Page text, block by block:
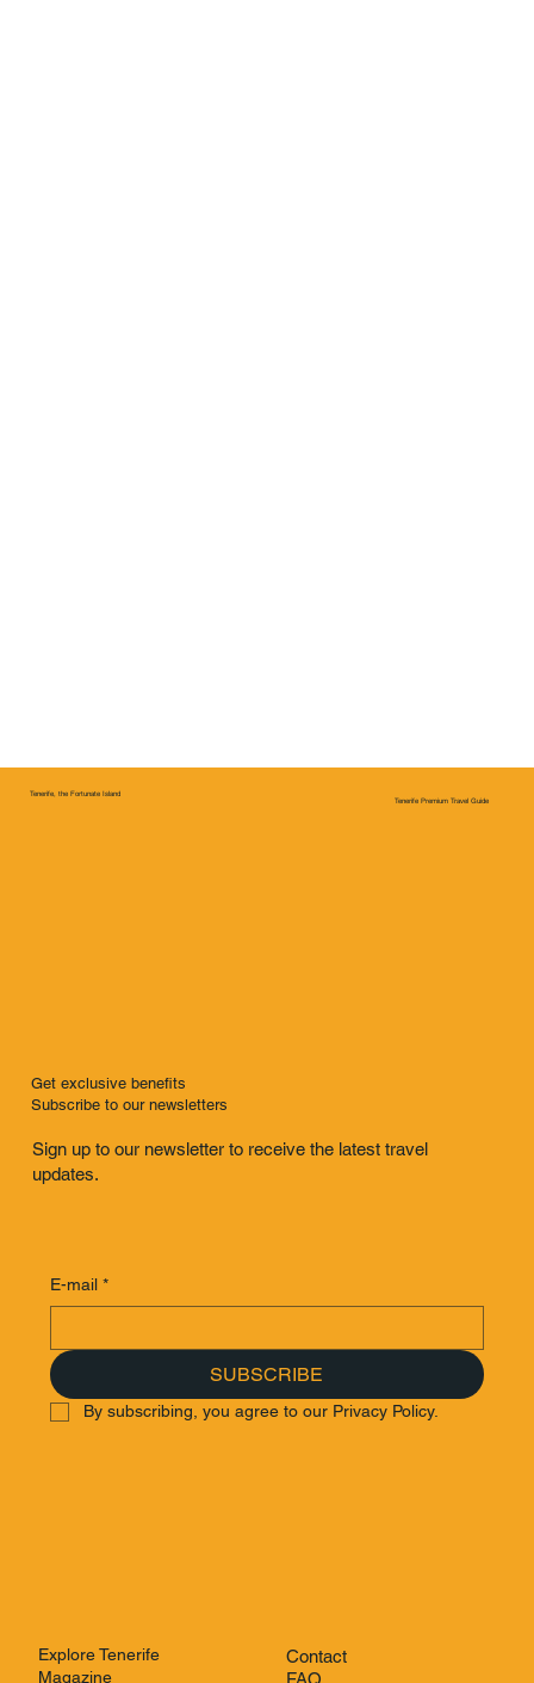
Tenerife, the Fortunate Island
Get exclusive benefits
Subscribe to our newsletters
Sign up to our newsletter to receive the latest travel
updates.
E-mail *
SUBSCRIBE
By subscribing, you agree to our Privacy Policy.
Tenerife Premium Travel Guide
Explore Tenerife
Magazine
Contact
FAQ